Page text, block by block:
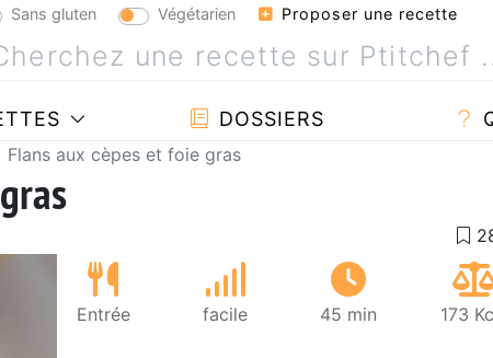
Sans gluten Végétarien Proposer une recette
DOSSIERS
Flans aux cèpes et foie gras
Entrée facile 45 min 173